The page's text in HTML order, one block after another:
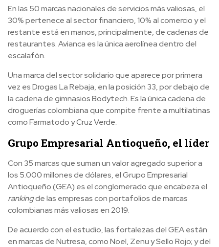
En las 50 marcas nacionales de servicios más valiosas, el
30% pertenece al sector financiero, 10% al comercio y el
restante está en manos, principalmente, de cadenas de
restaurantes. Avianca es la única aerolínea dentro del
escalafón.
Una marca del sector solidario que aparece por primera
vez es Drogas La Rebaja, en la posición 33, por debajo de
la cadena de gimnasios Bodytech. Es la única cadena de
droguerías colombiana que compite frente a multilatinas
como Farmatodo y Cruz Verde.
Grupo Empresarial Antioqueño, el líder
Con 35 marcas que suman un valor agregado superior a
los 5.000 millones de dólares, el Grupo Empresarial
Antioqueño (GEA) es el conglomerado que encabeza el
rankingde las empresas con portafolios de marcas
colombianas más valiosas en 2019.
De acuerdo con el estudio, las fortalezas del GEA están
en marcas de Nutresa, como Noel, Zenu y Sello Rojo; y del